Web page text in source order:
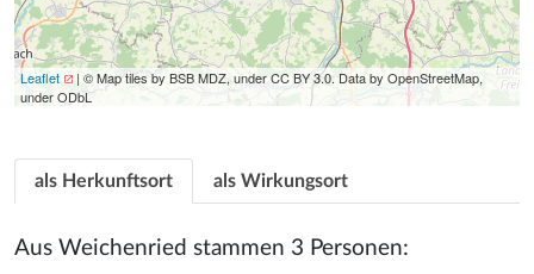
Leaflet
| © Map tiles by BSB MDZ, under CC BY 3.0. Data by OpenStreetMap,
under ODbL
als Herkunftsort als Wirkungsort
Aus Weichenried stammen 3 Personen: